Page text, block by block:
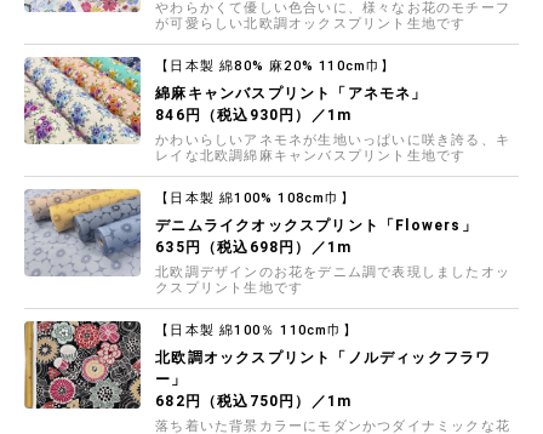
やわらかくて優しい色合いに、様々なお花のモチーフ
が可愛らしい北欧調オックスプリント生地です
【日本製 綿80% 麻20% 110cm巾】
綿麻キャンバスプリント「アネモネ」
846円（税込930円）／1m
かわいらしいアネモネが生地いっぱいに咲き誇る、キ
レイな北欧調綿麻キャンバスプリント生地です
【日本製 綿100% 108cm巾】
デニムライクオックスプリント「Flowers」
635円（税込698円）／1m
北欧調デザインのお花をデニム調で表現しましたオッ
クスプリント生地です
【日本製 綿100％ 110cm巾】
北欧調オックスプリント「ノルディックフラワ
ー」
682円（税込750円）／1m
落ち着いた背景カラーにモダンかつダイナミックな花